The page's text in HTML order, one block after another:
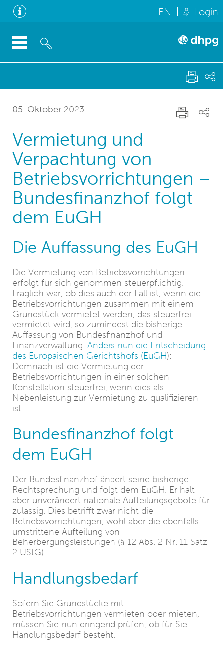
EN Login
05. Oktober 2023
Vermietung und
Verpachtung von
Betriebsvorrichtungen –
Bundesfinanzhof folgt
dem EuGH
Die Auffassung des EuGH
Die Vermietung von Betriebsvorrichtungen
erfolgt für sich genommen steuerpflichtig.
Fraglich war, ob dies auch der Fall ist, wenn die
Betriebsvorrichtungen zusammen mit einem
Grundstück vermietet werden, das steuerfrei
vermietet wird, so zumindest die bisherige
Auffassung von Bundesfinanzhof und
Finanzverwaltung. Anders nun die Entscheidung
des Europäischen Gerichtshofs (EuGH):
Demnach ist die Vermietung der
Betriebsvorrichtungen in einer solchen
Konstellation steuerfrei, wenn dies als
Nebenleistung zur Vermietung zu qualifizieren
ist.
Bundesfinanzhof folgt
dem EuGH
Der Bundesfinanzhof ändert seine bisherige
Rechtsprechung und folgt dem EuGH. Er hält
aber unverändert nationale Aufteilungsgebote für
zulässig. Dies betrifft zwar nicht die
Betriebsvorrichtungen, wohl aber die ebenfalls
umstrittene Aufteilung von
Beherbergungsleistungen (§ 12 Abs. 2 Nr. 11 Satz
2 UStG).
Handlungsbedarf
Sofern Sie Grundstücke mit
Betriebsvorrichtungen vermieten oder mieten,
müssen Sie nun dringend prüfen, ob für Sie
Handlungsbedarf besteht.